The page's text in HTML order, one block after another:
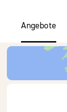
Angebote